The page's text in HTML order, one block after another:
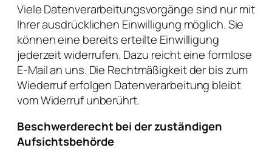
Viele Datenverarbeitungsvorgänge sind nur mit
Ihrer ausdrücklichen Einwilligung möglich. Sie
können eine bereits erteilte Einwilligung
jederzeit widerrufen. Dazu reicht eine formlose
E-Mail an uns. Die Rechtmäßigkeit der bis zum
Wiederruf erfolgen Datenverarbeitung bleibt
vom Widerruf unberührt.
Beschwerderecht bei der zuständigen
Aufsichtsbehörde